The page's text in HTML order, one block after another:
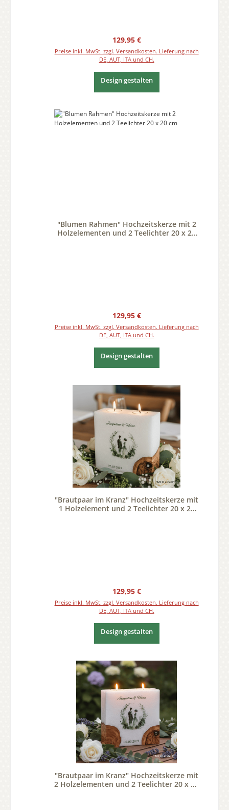
Regulärer Preis:
129,95 €
Preise inkl. MwSt. zzgl. Versandkosten. Lieferung nach
DE, AUT, ITA und CH.
Design gestalten
"Blumen Rahmen" Hochzeitskerze mit 2
Holzelementen und 2 Teelichter 20 x 20
Regulärer Preis:
129,95 €
Preise inkl. MwSt. zzgl. Versandkosten. Lieferung nach
DE, AUT, ITA und CH.
Design gestalten
"Brautpaar im Kranz" Hochzeitskerze mit
1 Holzelement und 2 Teelichter 20 x 20
Regulärer Preis:
129,95 €
Preise inkl. MwSt. zzgl. Versandkosten. Lieferung nach
DE, AUT, ITA und CH.
Design gestalten
"Brautpaar im Kranz" Hochzeitskerze mit
2 Holzelementen und 2 Teelichter 20 x 20